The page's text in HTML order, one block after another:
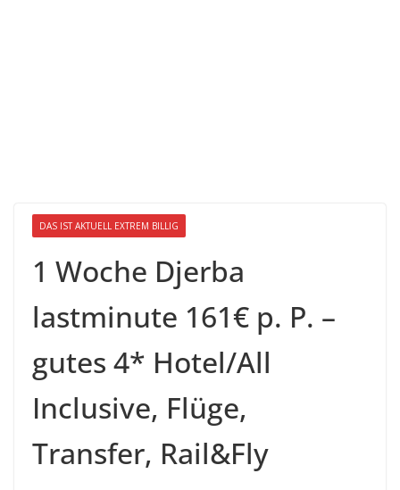
DAS IST AKTUELL EXTREM BILLIG
1 Woche Djerba
lastminute 161€ p. P. –
gutes 4* Hotel/All
Inclusive, Flüge,
Transfer, Rail&Fly